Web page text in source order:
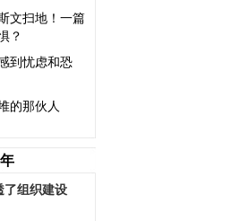
文扫地！一篇
？
到忧虑和恐
的那伙人
了组织建设